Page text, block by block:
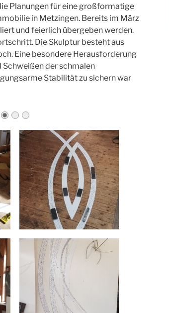
Planungen für eine großformatige
in Metzingen. Bereits im März
und feierlich übergeben werden.
Die Skulptur besteht aus
Eine besondere Herausforderung
Schweißen der schmalen
Stabilität zu sichern war